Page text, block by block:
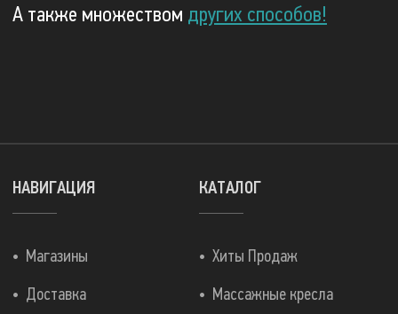
А также множеством других способов!
КАТАЛОГ
Хиты Продаж
Массажные кресла
НАВИГАЦИЯ
Магазины
Доставка